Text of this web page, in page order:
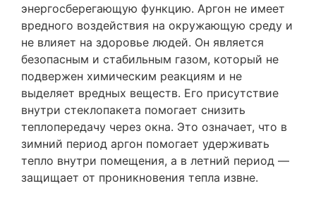
энергосберегающую функцию. Аргон не имеет
вредного воздействия на окружающую среду и
не влияет на здоровье людей. Он является
безопасным и стабильным газом, который не
подвержен химическим реакциям и не
выделяет вредных веществ. Его присутствие
внутри стеклопакета помогает снизить
теплопередачу через окна. Это означает, что в
зимний период аргон помогает удерживать
тепло внутри помещения, а в летний период —
защищает от проникновения тепла извне.